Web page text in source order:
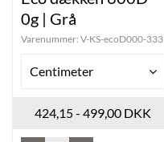
0g | Grå
Varenummer: V-KS-ecoD000-333
Centimeter
424,15 - 499,00 DKK